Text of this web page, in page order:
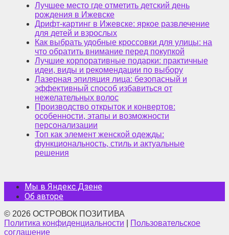
Лучшее место где отметить детский день
рождения в Ижевске
Дрифт-картинг в Ижевске: яркое развлечение
для детей и взрослых
Как выбрать удобные кроссовки для улицы: на
что обратить внимание перед покупкой
Лучшие корпоративные подарки: практичные
идеи, виды и рекомендации по выбору
Лазерная эпиляция лица: безопасный и
эффективный способ избавиться от
нежелательных волос
Производство открыток и конвертов:
особенности, этапы и возможности
персонализации
Топ как элемент женской одежды:
функциональность, стиль и актуальные
решения
Мы в Яндекс Дзене
Об авторе
© 2026 ОСТРОВОК ПОЗИТИВА
Политика конфиденциальности
Пользовательское
соглашение